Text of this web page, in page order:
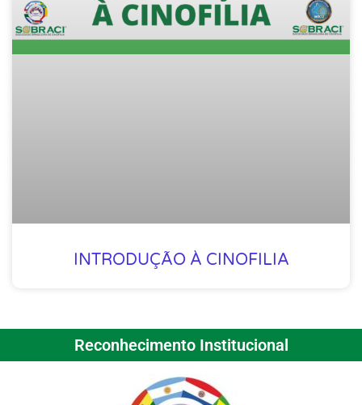
INTRODUÇÃO À CINOFILIA
Reconhecimento Institucional